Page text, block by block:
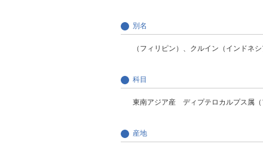
別名
（フィリピン）、クルイン（インドネ
科目
東南アジア産 ディプテロカルプス属（
産地